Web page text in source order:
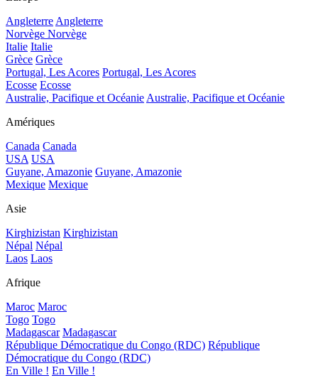
AngleterreAngleterre
Norvège Norvège
Italie Italie
Grèce Grèce
Portugal, Les Acores Portugal, Les Acores
Ecosse Ecosse
Australie, Pacifique et OcéanieAustralie, Pacifique et Océanie
Amériques
Canada Canada
USA USA
Guyane, Amazonie Guyane, Amazonie
Mexique Mexique
Asie
Kirghizistan Kirghizistan
Népal Népal
Laos Laos
Afrique
Maroc Maroc
Togo Togo
Madagascar Madagascar
République Démocratique du Congo (RDC) République
Démocratique du Congo (RDC)
En Ville ! En Ville !